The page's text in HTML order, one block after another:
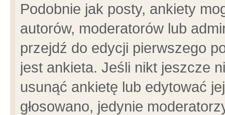
Podobnie jak posty, ankiety
autorów, moderatorów lub
przejdź do edycji pierwszego
jest ankieta. Jeśli nikt jeszcze
usunąć ankietę lub edytować
głosowano, jedynie